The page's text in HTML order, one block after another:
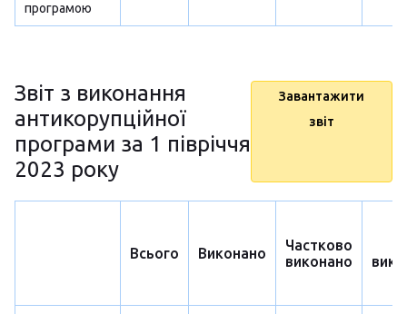
програмою
Звіт з виконання
антикорупційної
програми за 1 півріччя
2023 року
Завантажити
звіт
Всього Виконано
Частково
виконано